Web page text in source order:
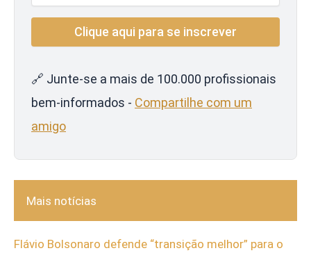
🔗 Junte-se a mais de 100.000 profissionais
bem-informados - Compartilhe com um
amigo
Mais notícias
Flávio Bolsonaro defende “transição melhor” para o